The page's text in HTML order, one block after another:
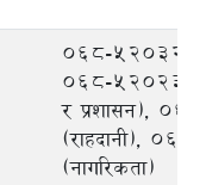
068-520322
068-520233
र प्रशासन),
(राहदानी),
(नागरिकता)